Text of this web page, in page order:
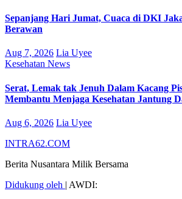
Sepanjang Hari Jumat, Cuaca di DKI
Berawan
Aug 7, 2026 Lia Uyee
Kesehatan News
Serat, Lemak tak Jenuh Dalam Kacang
Membantu Menjaga Kesehatan Jantung
Aug 6, 2026 Lia Uyee
INTRA62.COM
Berita Nusantara Milik Bersama
Didukung oleh | AWDI: